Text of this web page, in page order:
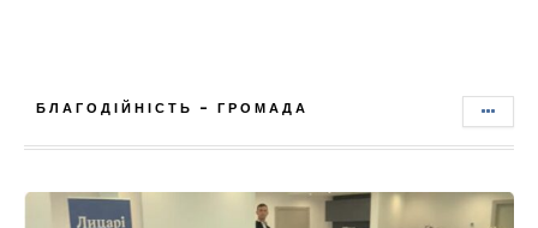
БЛАГОДІЙНІСТЬ - ГРОМАДА